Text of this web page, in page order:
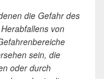
die Gefahr des
von
sein, die
oder durch